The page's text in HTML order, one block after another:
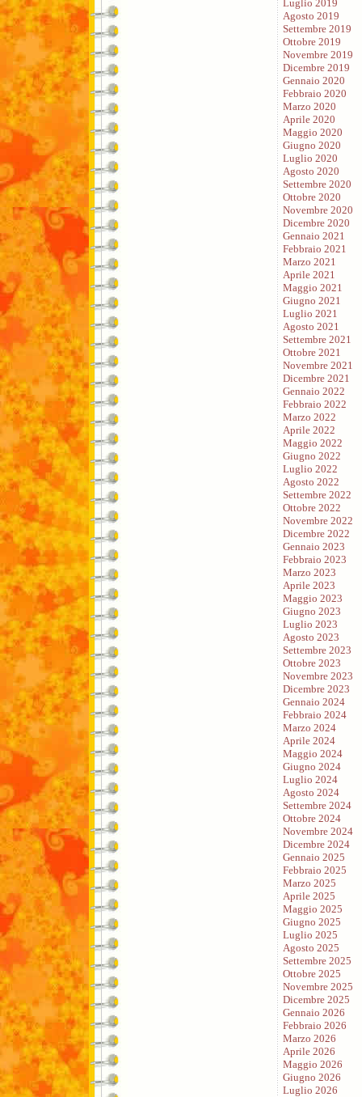
Luglio 2019
Agosto 2019
Settembre 2019
Ottobre 2019
Novembre 2019
Dicembre 2019
Gennaio 2020
Febbraio 2020
Marzo 2020
Aprile 2020
Maggio 2020
Giugno 2020
Luglio 2020
Agosto 2020
Settembre 2020
Ottobre 2020
Novembre 2020
Dicembre 2020
Gennaio 2021
Febbraio 2021
Marzo 2021
Aprile 2021
Maggio 2021
Giugno 2021
Luglio 2021
Agosto 2021
Settembre 2021
Ottobre 2021
Novembre 2021
Dicembre 2021
Gennaio 2022
Febbraio 2022
Marzo 2022
Aprile 2022
Maggio 2022
Giugno 2022
Luglio 2022
Agosto 2022
Settembre 2022
Ottobre 2022
Novembre 2022
Dicembre 2022
Gennaio 2023
Febbraio 2023
Marzo 2023
Aprile 2023
Maggio 2023
Giugno 2023
Luglio 2023
Agosto 2023
Settembre 2023
Ottobre 2023
Novembre 2023
Dicembre 2023
Gennaio 2024
Febbraio 2024
Marzo 2024
Aprile 2024
Maggio 2024
Giugno 2024
Luglio 2024
Agosto 2024
Settembre 2024
Ottobre 2024
Novembre 2024
Dicembre 2024
Gennaio 2025
Febbraio 2025
Marzo 2025
Aprile 2025
Maggio 2025
Giugno 2025
Luglio 2025
Agosto 2025
Settembre 2025
Ottobre 2025
Novembre 2025
Dicembre 2025
Gennaio 2026
Febbraio 2026
Marzo 2026
Aprile 2026
Maggio 2026
Giugno 2026
Luglio 2026